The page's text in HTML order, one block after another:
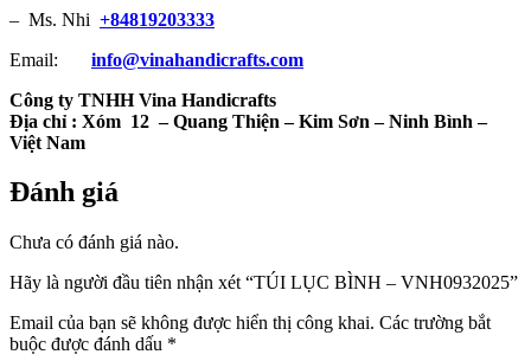
– Ms. Nhi +84819203333
Email: info@vinahandicrafts.com
Công ty TNHH Vina Handicrafts
Địa chỉ : Xóm 12 – Quang Thiện – Kim Sơn – Ninh Bình –
Việt Nam
Đánh giá
Chưa có đánh giá nào.
Hãy là người đầu tiên nhận xét “TÚI LỤC BÌNH – VNH0932025”
Email của bạn sẽ không được hiển thị công khai. Các trường bắt
buộc được đánh dấu *